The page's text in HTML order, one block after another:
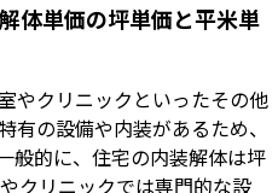
体単価の坪単価と平米単
やクリニックといったその他
有の設備や内装があるため、
般的に、住宅の内装解体は坪
クリニックでは専門的な設